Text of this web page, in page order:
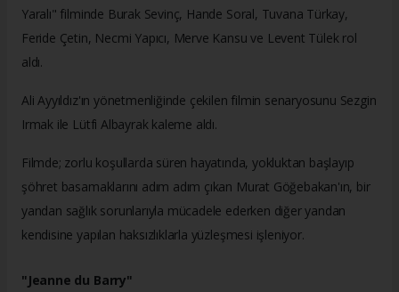
Yaralı" filminde Burak Sevinç, Hande Soral, Tuvana Türkay,
Feride Çetin, Necmi Yapıcı, Merve Kansu ve Levent Tülek rol
aldı.
Ali Ayyıldız'ın yönetmenliğinde çekilen filmin senaryosunu Sezgin
Irmak ile Lütfi Albayrak kaleme aldı.
Filmde; zorlu koşullarda süren hayatında, yokluktan başlayıp
şöhret basamaklarını adım adım çıkan Murat Göğebakan'ın, bir
yandan sağlık sorunlarıyla mücadele ederken diğer yandan
kendisine yapılan haksızlıklarla yüzleşmesi işleniyor.
"Jeanne du Barry"